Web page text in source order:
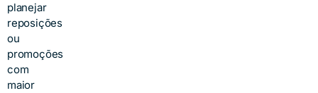
planejar
reposições
ou
promoções
com
maior